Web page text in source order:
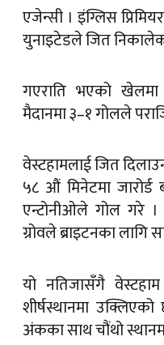
एजेन्सी । इंग्लिस
युनाइटेडले जित
गएराति भएको
मैदानमा ३–१ गोलले
वेस्टहामलाई जित
५८ औं मिनेटमा
एन्टोनीओले गोल गरे
ग्रोवले ब्राइटनका लागि
यो नतिजासँगै
शीर्षस्थानमा
अंकका साथ चौंथो